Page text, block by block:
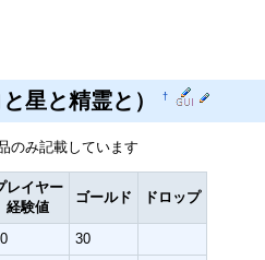
星と精霊と） †
のみ記載しています
レイヤー
経験値
ゴールド ドロップ
30